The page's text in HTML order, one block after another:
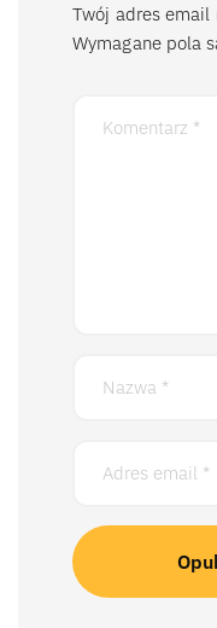
Twój adres email
Wymagane pola